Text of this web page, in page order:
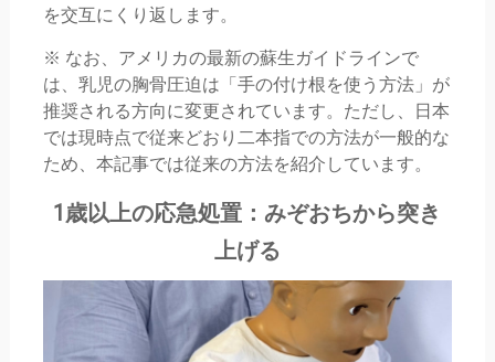
を交互にくり返します。
※ なお、アメリカの最新の蘇生ガイドラインで
は、乳児の胸骨圧迫は「手の付け根を使う方法」が
推奨される方向に変更されています。ただし、日本
では現時点で従来どおり二本指での方法が一般的な
ため、本記事では従来の方法を紹介しています。
1歳以上の応急処置：みぞおちから突き
上げる